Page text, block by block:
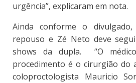
urgência”, explicaram em nota.
Ainda conforme o
repouso e Zé Neto deve
shows da dupla. “O
procedimento é o cirurgião do
coloproctologista Mauricio